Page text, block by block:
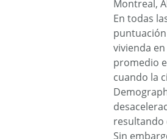
Montreal,
En todas
vivienda
promedio
cuando la
resultando
Sin